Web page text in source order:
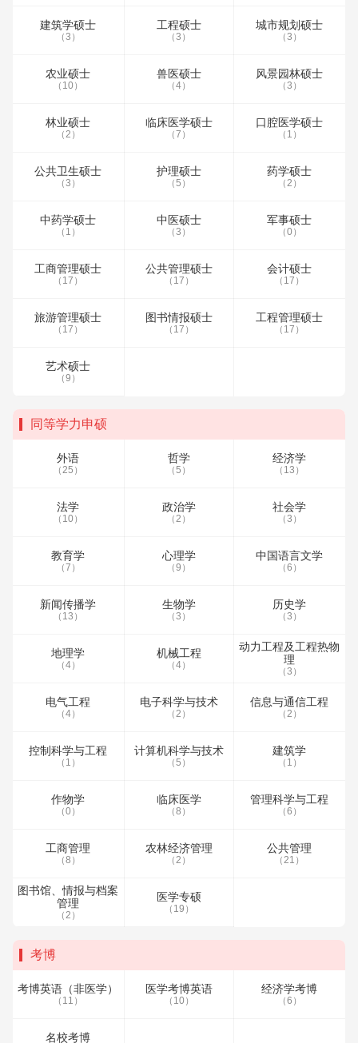
建筑学硕士
（3）
工程硕士
（3）
城市规划硕士
（3）
农业硕士
（10）
兽医硕士
（4）
风景园林硕士
（3）
林业硕士
（2）
临床医学硕士
（7）
口腔医学硕士
（1）
公共卫生硕士
（3）
护理硕士
（5）
药学硕士
（2）
中药学硕士
（1）
中医硕士
（3）
军事硕士
（0）
工商管理硕士
（17）
公共管理硕士
（17）
会计硕士
（17）
旅游管理硕士
（17）
图书情报硕士
（17）
工程管理硕士
（17）
艺术硕士
（9）
同等学力申硕
外语
（25）
哲学
（5）
经济学
（13）
法学
（10）
政治学
（2）
社会学
（3）
教育学
（7）
心理学
（9）
中国语言文学
（6）
新闻传播学
（13）
生物学
（3）
历史学
（3）
地理学
（4）
机械工程
（4）
动力工程及工程热物
理
（3）
电气工程
（4）
电子科学与技术
（2）
信息与通信工程
（2）
控制科学与工程
（1）
计算机科学与技术
（5）
建筑学
（1）
作物学
（0）
临床医学
（8）
管理科学与工程
（6）
工商管理
（8）
农林经济管理
（2）
公共管理
（21）
图书馆、情报与档案
管理
（2）
医学专硕
（19）
考博
考博英语（非医学）
（11）
医学考博英语
（10）
经济学考博
（6）
名校考博